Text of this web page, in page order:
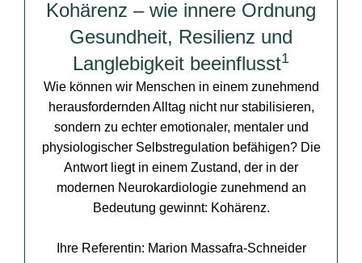
Kohärenz – wie innere Ordnung
Gesundheit, Resilienz und
Langlebigkeit beeinflusst1
Wie können wir Menschen in einem zunehmend
herausfordernden Alltag nicht nur stabilisieren,
sondern zu echter emotionaler, mentaler und
physiologischer Selbstregulation befähigen? Die
Antwort liegt in einem Zustand, der in der
modernen Neurokardiologie zunehmend an
Bedeutung gewinnt: Kohärenz.
Ihre Referentin: Marion Massafra-Schneider